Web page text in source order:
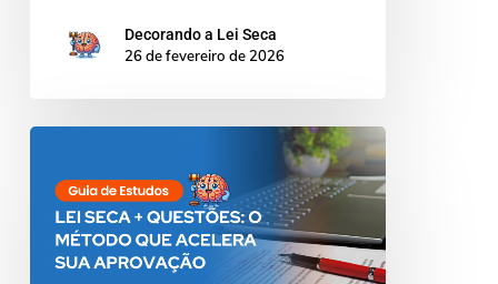
Decorando a Lei Seca
26 de fevereiro de 2026
Seca
Questões: